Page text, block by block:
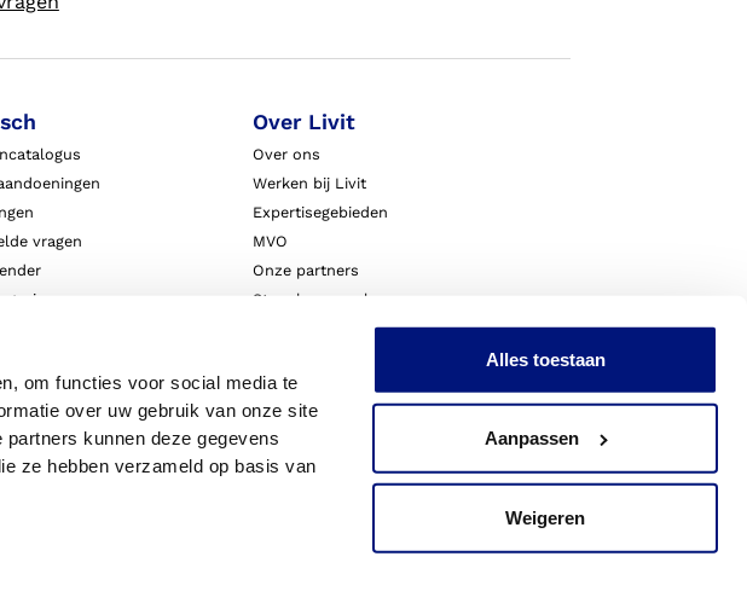
om functies voor social media te
over uw gebruik van onze site
kunnen deze gegevens
ze hebben verzameld op basis van
Alles toestaan
Aanpassen
Weigeren
vragen
voorwaarden
Over Livit
Over ons
Werken bij Livit
Expertisegebieden
MVO
Onze partners
Steunkousen.nl
Blessurewijzer.nl
Nieuws
Innovatie & Onderzoek
Livit Zorgprofessionals